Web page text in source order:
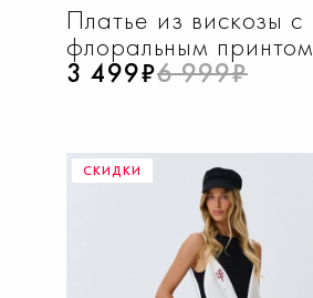
Платье из вискозы с
флоральным принтом
3 499₽6 999₽
СКИДКИ